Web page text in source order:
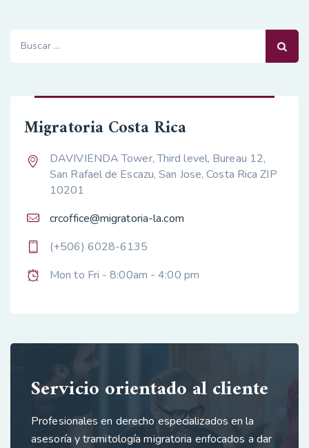
Migratoria Costa Rica
DAVIVIENDA Tower, Third level, Bureau 12,
San Rafael de Escazu, San Jose, Costa Rica ZIP
10201
crcoffice@migratoria-la.com
(+506) 6028-6135
Mon to Fri - 8:00am - 4:00 pm
Servicio orientado al cliente
Profesionales en derecho especializados en la
asesoría y tramitología migratoria enfocados a dar